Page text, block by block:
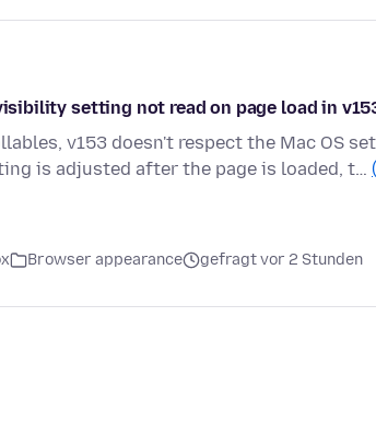
setting not read on page load in
v153 doesn't respect the Mac OS
is adjusted after the page is loaded, t…
Browser appearance gefragt vor 2 Stunden